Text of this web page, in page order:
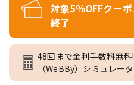
対象5％OFFクー
終了
48回まで金利手数料無
（WeBBy）シミュレー